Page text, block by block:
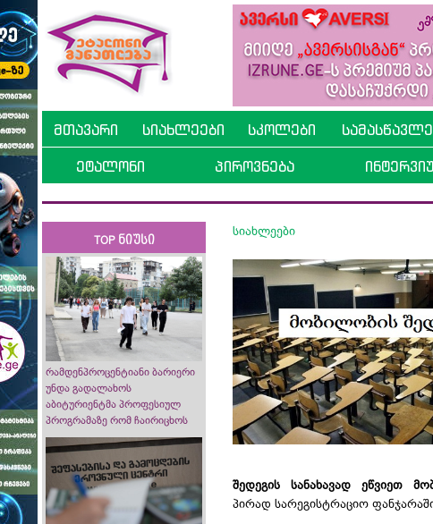
მთავარი სიახლეები სკოლები
ეტალონი პიროვნება ინტერვიუ
TOP ნიუსი
რამდენპროცენტიანი ბარიერი
უნდა გადალახოს
აბიტურიენტმა პროფესიულ
პროგრამაზე რომ ჩაირიცხოს
სიახლეები
შედეგის სანახავად
პირად სარეგისტრაციო